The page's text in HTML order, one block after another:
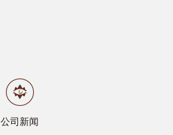
公司新闻